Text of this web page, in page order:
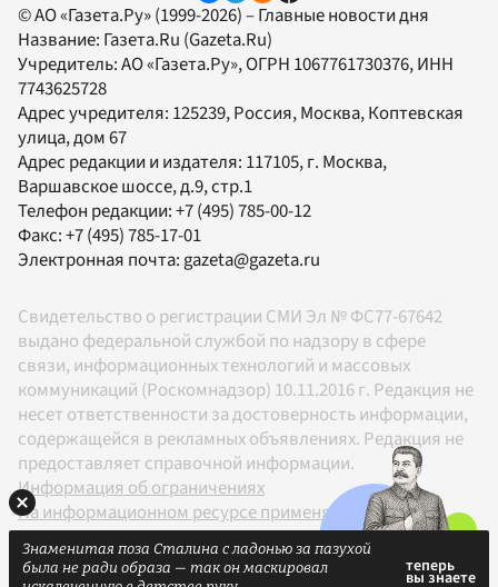
© АО «Газета.Ру» (1999-2026) – Главные новости дня
Название: Газета.Ru (Gazeta.Ru)
Учредитель:АО «Газета.Ру», ОГРН 1067761730376, ИНН
7743625728
Адрес учредителя: 125239, Россия, Москва, Коптевская
улица, дом 67
Адрес редакции и издателя: 117105, г. Москва,
Варшавское шоссе, д.9, стр.1
Телефон редакции:+7 (495) 785-00-12
Факс:+7 (495) 785-17-01
Электронная почта:gazeta@gazeta.ru
Свидетельство о регистрации СМИ Эл № ФС77-67642
выдано федеральной службой по надзору в сфере
связи, информационных технологий и массовых
коммуникаций (Роскомнадзор) 10.11.2016 г. Редакция не
несет ответственности за достоверность информации,
содержащейся в рекламных объявлениях. Редакция не
предоставляет справочной информации.
Информация об ограничениях
На информационном ресурсе применяются
рекомендательные технологии в соответствии с
Правилами
Знаменитая поза Сталина с ладонью за пазухой
была не ради образа — так он маскировал